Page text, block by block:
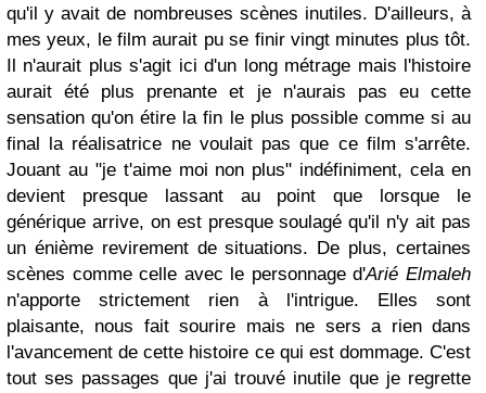
qu'il y avait de nombreuses scènes inutiles. D'ailleurs, à
mes yeux, le film aurait pu se finir vingt minutes plus tôt.
Il n'aurait plus s'agit ici d'un long métrage mais l'histoire
aurait été plus prenante et je n'aurais pas eu cette
sensation qu'on étire la fin le plus possible comme si au
final la réalisatrice ne voulait pas que ce film s'arrête.
Jouant au "je t'aime moi non plus" indéfiniment, cela en
devient presque lassant au point que lorsque le
générique arrive, on est presque soulagé qu'il n'y ait pas
un énième revirement de situations. De plus, certaines
scènes comme celle avec le personnage d'Arié Elmaleh
n'apporte strictement rien à l'intrigue. Elles sont
plaisante, nous fait sourire mais ne sers a rien dans
l'avancement de cette histoire ce qui est dommage. C'est
tout ses passages que j'ai trouvé inutile que je regrette